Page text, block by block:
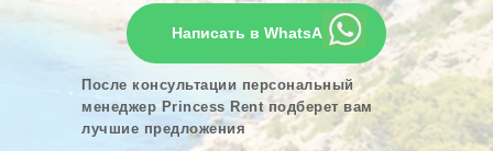
После консультации персональный
менеджер Princess Rent подберет вам
лучшие предложения
Написать в WhatsApp